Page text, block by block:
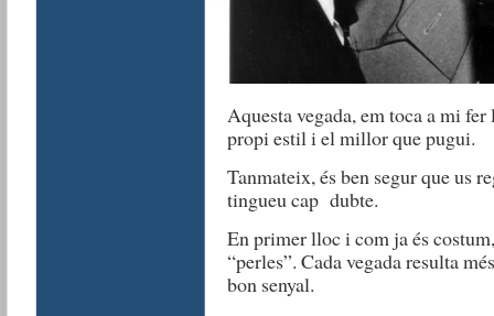
Aquesta vegada, em toca a mi
propi estil i el millor que pugui.
Tanmateix, és ben segur que us
tingueu cap dubte.
En primer lloc i com ja és
“perles”. Cada vegada resulta
bon senyal.